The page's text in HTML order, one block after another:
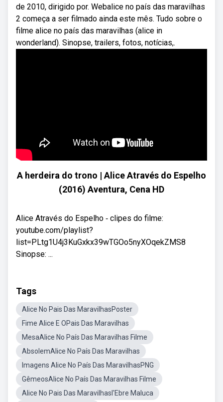
de 2010, dirigido por. Webalice no país das maravilhas
2 começa a ser filmado ainda este mês. Tudo sobre o
filme alice no país das maravilhas (alice in
wonderland). Sinopse, trailers, fotos, notícias,.
A herdeira do trono | Alice Através do Espelho
(2016) Aventura, Cena HD
Alice Através do Espelho ‐ clipes do filme:
youtube.com/playlist?
list=PLtg1U4j3KuGxkx39wTGOo5nyXOqekZMS8
Sinopse: ...
Tags
Alice No Pais Das MaravilhasPoster
Fime Alice E OPais Das Maravilhas
MesaAlice No País Das Maravilhas Filme
AbsolemAlice No País Das Maravilhas
Imagens Alice No País Das MaravilhasPNG
GêmeosAlice No País Das Maravilhas Filme
Alice No Pais Das Maravilhasl'Ebre Maluca